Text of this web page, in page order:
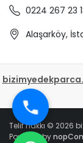
0224 267 23
Alaşarköy,
Telif hakkı © 2026
Powered by